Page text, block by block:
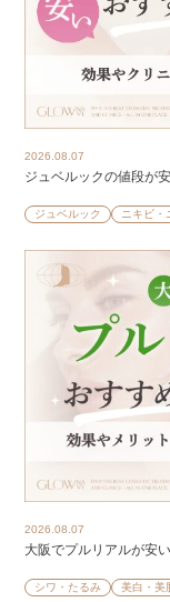
2026.08.07
ジュベルックの値段が
ジュベルック ニキビ・
2026.08.07
大阪でプルリアルが安
シワ・たるみ 美白・美